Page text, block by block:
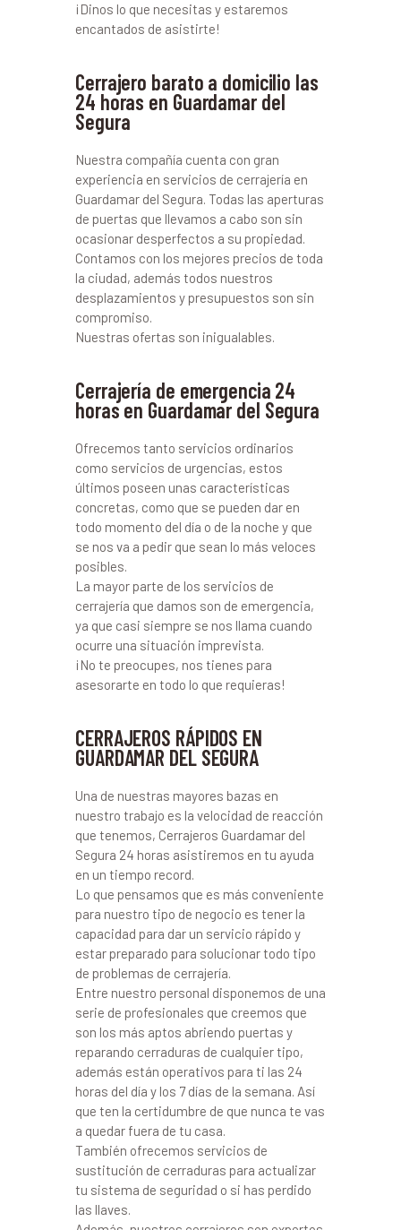
¡Dinos lo que necesitas y estaremos
encantados de asistirte!
Cerrajero barato a domicilio las
24 horas en Guardamar del
Segura
Nuestra compañía cuenta con gran
experiencia en servicios de cerrajería en
Guardamar del Segura. Todas las aperturas
de puertas que llevamos a cabo son sin
ocasionar desperfectos a su propiedad.
Contamos con los mejores precios de toda
la ciudad, además todos nuestros
desplazamientos y presupuestos son sin
compromiso.
Nuestras ofertas son inigualables.
Cerrajería de emergencia 24
horas en Guardamar del Segura
Ofrecemos tanto servicios ordinarios
como servicios de urgencias, estos
últimos poseen unas características
concretas, como que se pueden dar en
todo momento del día o de la noche y que
se nos va a pedir que sean lo más veloces
posibles.
La mayor parte de los servicios de
cerrajería que damos son de emergencia,
ya que casi siempre se nos llama cuando
ocurre una situación imprevista.
¡No te preocupes, nos tienes para
asesorarte en todo lo que requieras!
CERRAJEROS RÁPIDOS EN
GUARDAMAR DEL SEGURA
Una de nuestras mayores bazas en
nuestro trabajo es la velocidad de reacción
que tenemos, Cerrajeros Guardamar del
Segura 24 horas asistiremos en tu ayuda
en un tiempo record.
Lo que pensamos que es más conveniente
para nuestro tipo de negocio es tener la
capacidad para dar un servicio rápido y
estar preparado para solucionar todo tipo
de problemas de cerrajería.
Entre nuestro personal disponemos de una
serie de profesionales que creemos que
son los más aptos abriendo puertas y
reparando cerraduras de cualquier tipo,
además están operativos para ti las 24
horas del día y los 7 días de la semana. Así
que ten la certidumbre de que nunca te vas
a quedar fuera de tu casa.
También ofrecemos servicios de
sustitución de cerraduras para actualizar
tu sistema de seguridad o si has perdido
las llaves.